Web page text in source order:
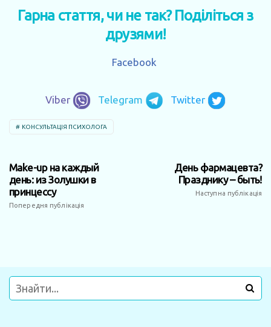
Гарна стаття, чи не так? Поділіться з
друзями!
Facebook
Viber Telegram Twitter
КОНСУЛЬТАЦІЯ ПСИХОЛОГА
Make-up на каждый
день: из Золушки в
принцессу
Попередня публікація
День фармацевта?
Празднику – быть!
Наступна публікація